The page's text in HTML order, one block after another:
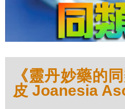
《靈丹妙藥的
皮 Joanesia